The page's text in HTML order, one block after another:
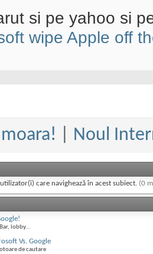
si pe yahoo si
wipe Apple off
Noul
care navighează în acest subiect. (0
lobby...
Vs. Google
de cautare